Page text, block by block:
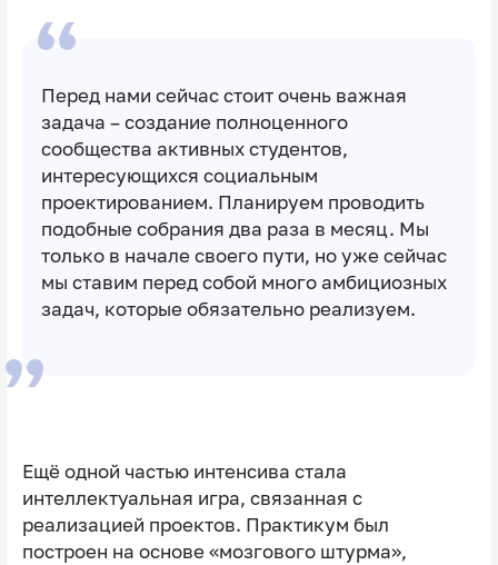
Перед нами сейчас стоит очень важная
задача – создание полноценного
сообщества активных студентов,
интересующихся социальным
проектированием. Планируем проводить
подобные собрания два раза в месяц. Мы
только в начале своего пути, но уже сейчас
мы ставим перед собой много амбициозных
задач, которые обязательно реализуем.
Ещё одной частью интенсива стала
интеллектуальная игра, связанная с
реализацией проектов. Практикум был
построен на основе «мозгового штурма»,